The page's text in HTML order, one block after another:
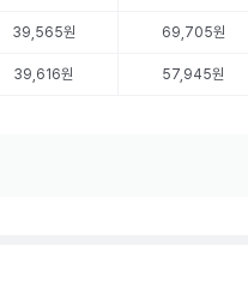
39,565원 69,705원
39,616원 57,945원